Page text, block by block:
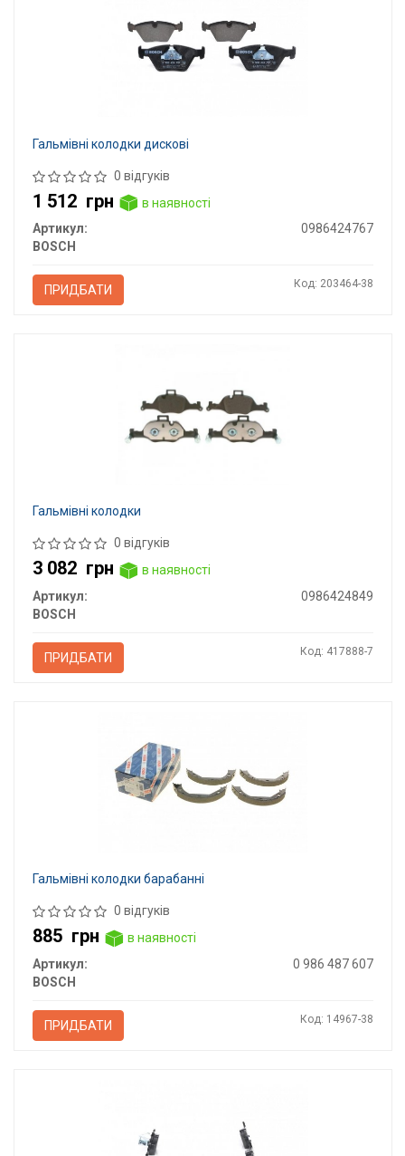
Гальмівні колодки дискові
0 відгуків
1 512 грн
в наявності
Артикул:
0986424767
BOSCH
ПРИДБАТИ Код: 203464-38
Гальмівні колодки
0 відгуків
3 082 грн
в наявності
Артикул:
0986424849
BOSCH
ПРИДБАТИ Код: 417888-7
Гальмівні колодки барабанні
0 відгуків
885 грн
в наявності
Артикул:
0 986 487 607
BOSCH
ПРИДБАТИ Код: 14967-38